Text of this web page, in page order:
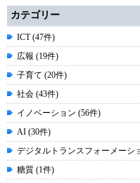
カテゴリー
ICT (47件)
広報 (19件)
子育て (20件)
社会 (43件)
イノベーション (56件)
AI (30件)
デジタルトランスフォーメーシ
糖質 (1件)